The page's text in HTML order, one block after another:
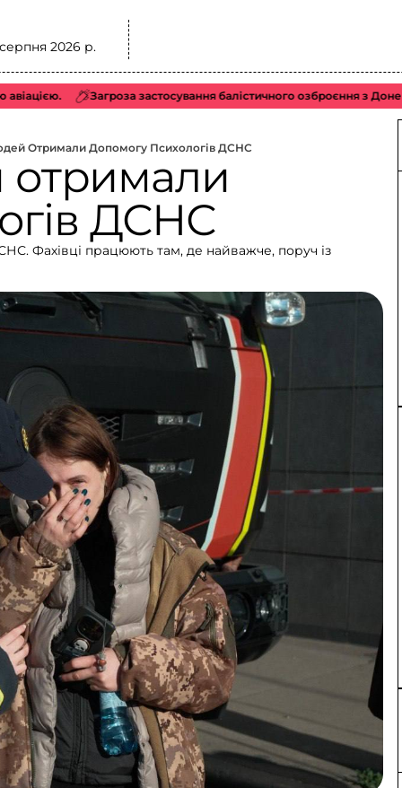
2026 р.
Загроза застосування балістичного озброєння з Донецька,
Отримали Допомогу Психологів ДСНС
отримали
ДСНС
Фахівці працюють там, де найважче, поруч із